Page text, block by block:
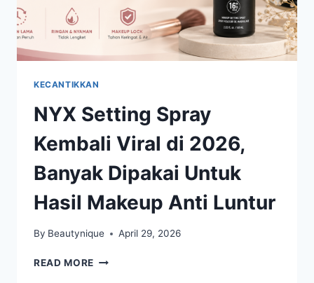
KECANTIKKAN
NYX Setting Spray
Kembali Viral di 2026,
Banyak Dipakai Untuk
Hasil Makeup Anti Luntur
By Beautynique April 29, 2026
READ MORE NYX